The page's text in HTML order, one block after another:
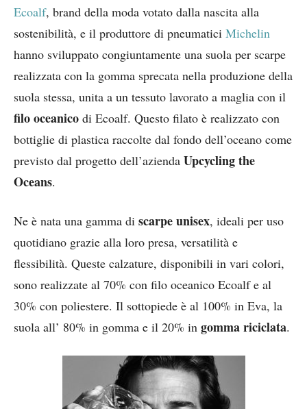
Ecoalf, brand della moda votato dalla nascita alla
sostenibilità, e il produttore di pneumatici Michelin
hanno sviluppato congiuntamente una suola per scarpe
realizzata con la gomma sprecata nella produzione della
suola stessa, unita a un tessuto lavorato a maglia con il
filo oceanico di Ecoalf. Questo filato è realizzato con
bottiglie di plastica raccolte dal fondo dell’oceano come
previsto dal progetto dell’azienda Upcycling the
Oceans.
Ne è nata una gamma di scarpe unisex, ideali per uso
quotidiano grazie alla loro presa, versatilità e
flessibilità. Queste calzature, disponibili in vari colori,
sono realizzate al 70% con filo oceanico Ecoalf e al
30% con poliestere. Il sottopiede è al 100% in Eva, la
suola all’ 80% in gomma e il 20% in gomma riciclata.